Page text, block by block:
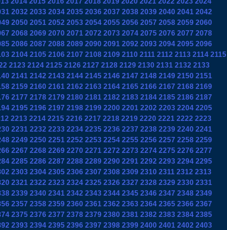
2032 2033 2034 2035 2036 2037 2038 2039 2040 2041 2042
2050 2051 2052 2053 2054 2055 2056 2057 2058 2059 2060
2068 2069 2070 2071 2072 2073 2074 2075 2076 2077 2078
2086 2087 2088 2089 2090 2091 2092 2093 2094 2095 2096
2104 2105 2106 2107 2108 2109 2110 2111 2112 2113 2114 2115
2123 2124 2125 2126 2127 2128 2129 2130 2131 2132 2133
2141 2142 2143 2144 2145 2146 2147 2148 2149 2150 2151
2159 2160 2161 2162 2163 2164 2165 2166 2167 2168 2169
2177 2178 2179 2180 2181 2182 2183 2184 2185 2186 2187
2195 2196 2197 2198 2199 2200 2201 2202 2203 2204 2205
2213 2214 2215 2216 2217 2218 2219 2220 2221 2222 2223
2231 2232 2233 2234 2235 2236 2237 2238 2239 2240 2241
2249 2250 2251 2252 2253 2254 2255 2256 2257 2258 2259
2267 2268 2269 2270 2271 2272 2273 2274 2275 2276 2277
2285 2286 2287 2288 2289 2290 2291 2292 2293 2294 2295
2303 2304 2305 2306 2307 2308 2309 2310 2311 2312 2313
2321 2322 2323 2324 2325 2326 2327 2328 2329 2330 2331
2339 2340 2341 2342 2343 2344 2345 2346 2347 2348 2349
2357 2358 2359 2360 2361 2362 2363 2364 2365 2366 2367
2375 2376 2377 2378 2379 2380 2381 2382 2383 2384 2385
2393 2394 2395 2396 2397 2398 2399 2400 2401 2402 2403